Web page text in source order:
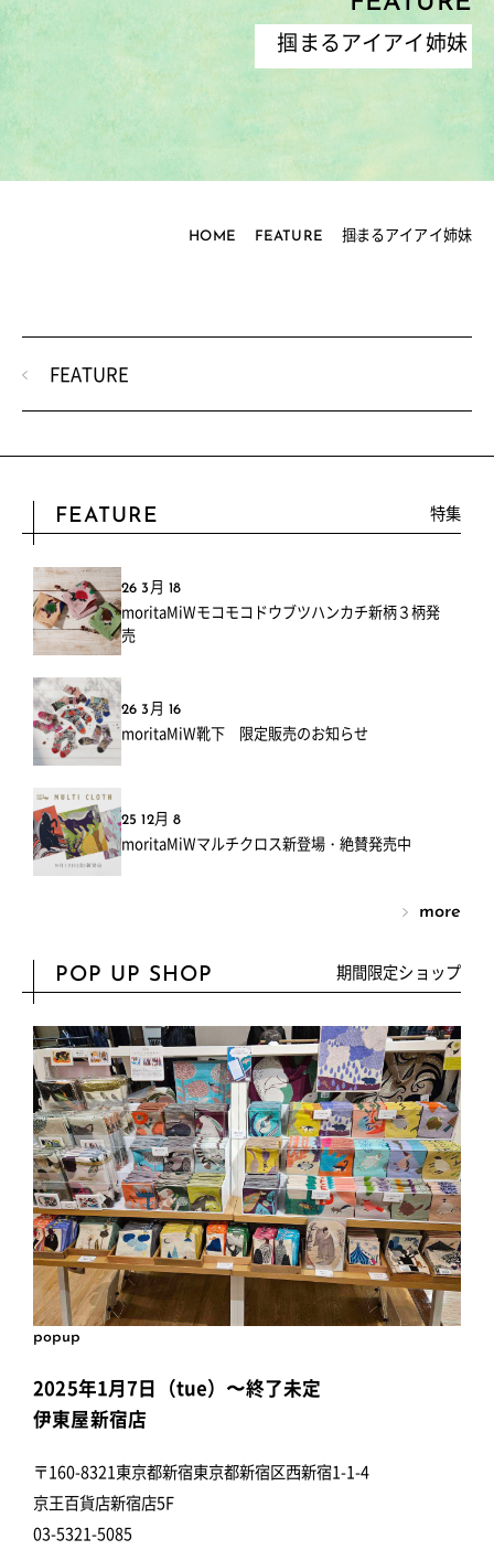
掴まるアイアイ姉妹
HOME FEATURE 掴まるアイアイ姉妹
FEATURE
FEATURE 特集
26 3月 18
moritaMiWモコモコドウブツハンカチ新柄３柄発
売
26 3月 16
moritaMiW靴下 限定販売のお知らせ
25 12月 8
moritaMiWマルチクロス新登場・絶賛発売中
more
POP UP SHOP 期間限定ショップ
popup
2025年1月7日（tue）〜終了未定
伊東屋新宿店
〒160-8321東京都新宿東京都新宿区西新宿1-1-4
京王百貨店新宿店5F
03-5321-5085